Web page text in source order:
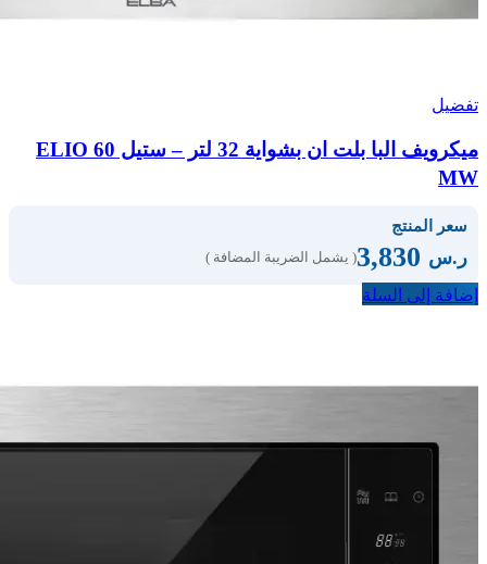
تفضيل
ميكرويف البا بلت ان بشواية 32 لتر – ستيل ELIO 60
MW
سعر المنتج
ر.س ( يشمل الضريبة المضافة )
إضافة إلى السلة